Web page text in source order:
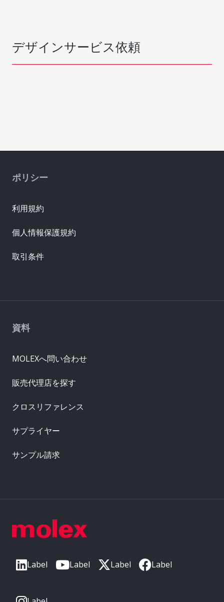
デザインサービス依頼
Label Label Label Label
資料
MOLEXへ問い合わせ
販売代理店を探す
クロスリファレンス
サプライヤー
サンプル請求
ポリシー
利用規約
個人情報保護規約
取引条件